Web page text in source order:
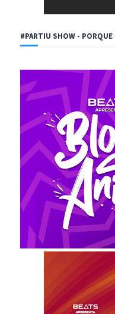
#PARTIU SHOW - PORQUE